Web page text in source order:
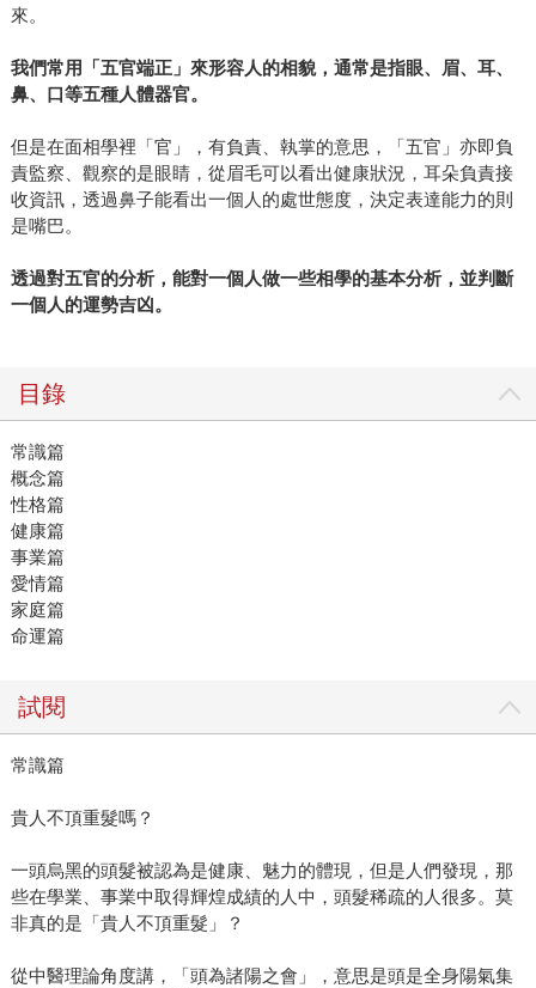
來。
我們常用「五官端正」來形容人的相貌，通常是指眼、眉、耳、
鼻、口等五種人體器官。
但是在面相學裡「官」，有負責、執掌的意思，「五官」亦即負
責監察、觀察的是眼睛，從眉毛可以看出健康狀況，耳朵負責接
收資訊，透過鼻子能看出一個人的處世態度，決定表達能力的則
是嘴巴。
透過對五官的分析，能對一個人做一些相學的基本分析，並判斷
一個人的運勢吉凶。
目錄
常識篇
概念篇
性格篇
健康篇
事業篇
愛情篇
家庭篇
命運篇
試閱
常識篇
貴人不頂重髮嗎？
一頭烏黑的頭髮被認為是健康、魅力的體現，但是人們發現，那
些在學業、事業中取得輝煌成績的人中，頭髮稀疏的人很多。莫
非真的是「貴人不頂重髮」？
從中醫理論角度講，「頭為諸陽之會」，意思是頭是全身陽氣集